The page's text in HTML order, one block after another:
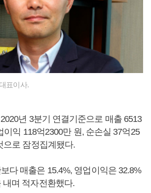
표이사.
년 3분기 연결기준으로 매출 6513
이익 118억2300만 원, 순손실 37억25
으로 잠정집계됐다.
다 매출은 15.4%, 영업이익은 32.8%
내며 적자전환했다.